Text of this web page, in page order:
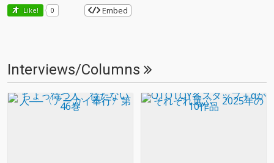
Like! 0 Embed
Interviews/Columns